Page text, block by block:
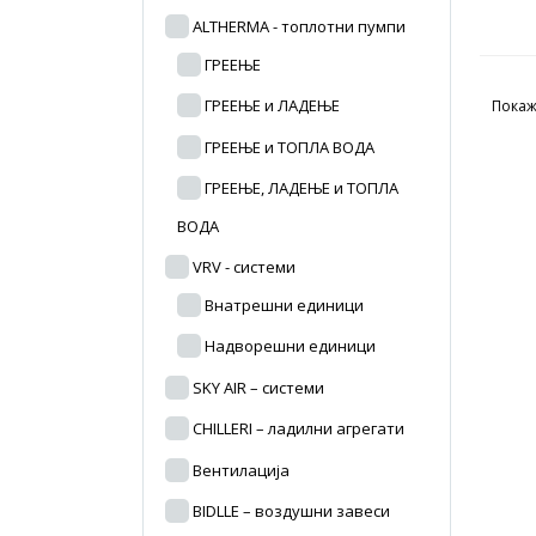
ALTHERMA - топлотни пумпи
ГРЕЕЊЕ
ГРЕЕЊЕ и ЛАДЕЊЕ
ГРЕЕЊЕ и ТОПЛА ВОДА
ГРЕЕЊЕ, ЛАДЕЊЕ и ТОПЛА
ВОДА
VRV - системи
Внатрешни единици
Надворешни единици
SKY AIR – системи
CHILLERI – ладилни агрегати
Вентилација
BIDLLE – воздушни завеси